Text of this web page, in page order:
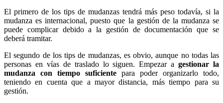
El primero de los tips de mudanzas tendrá más peso todavía, si la
mudanza es internacional, puesto que la gestión de la mudanza se
puede complicar debido a la gestión de documentación que se
deberá tramitar.
El segundo de los tips de mudanzas, es obvio, aunque no todas las
personas en vías de traslado lo siguen. Empezar agestionar la
mudanza con tiempo suficiente para poder organizarlo todo,
teniendo en cuenta que a mayor distancia, más tiempo para su
gestión.